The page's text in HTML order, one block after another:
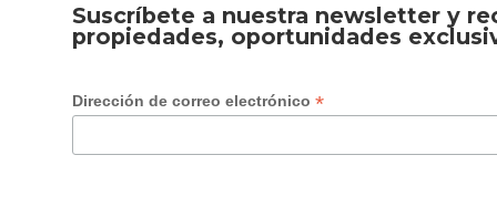
Suscríbete a nuestra newsletter y
propiedades, oportunidades
Dirección de correo electrónico *